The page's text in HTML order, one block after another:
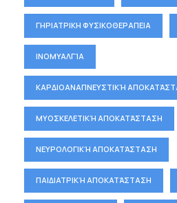
ΓΗΡΙΑΤΡΙΚΗ ΦΥΣΙΚΟΘΕΡΑΠΕΙΑ
ΙΝΟΜΥΑΛΓΊΑ
ΚΑΡΔΙΟΑΝΑΠΝΕΥΣΤΙΚΉ
ΜΥΟΣΚΕΛΕΤΙΚΉ ΑΠΟΚΑΤΆΣΤΑΣΗ
ΝΕΥΡΟΛΟΓΙΚΉ ΑΠΟΚΑΤΆΣΤΑΣΗ
ΠΑΙΔΙΑΤΡΙΚΉ ΑΠΟΚΑΤΆΣΤΑΣΗ